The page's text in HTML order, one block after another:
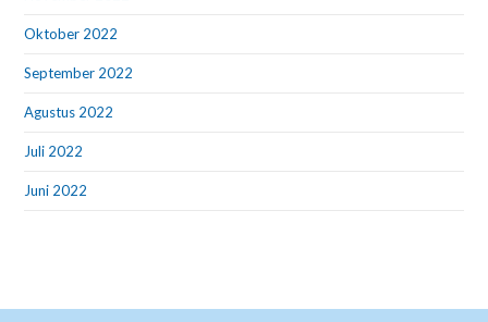
Oktober 2022
September 2022
Agustus 2022
Juli 2022
Juni 2022